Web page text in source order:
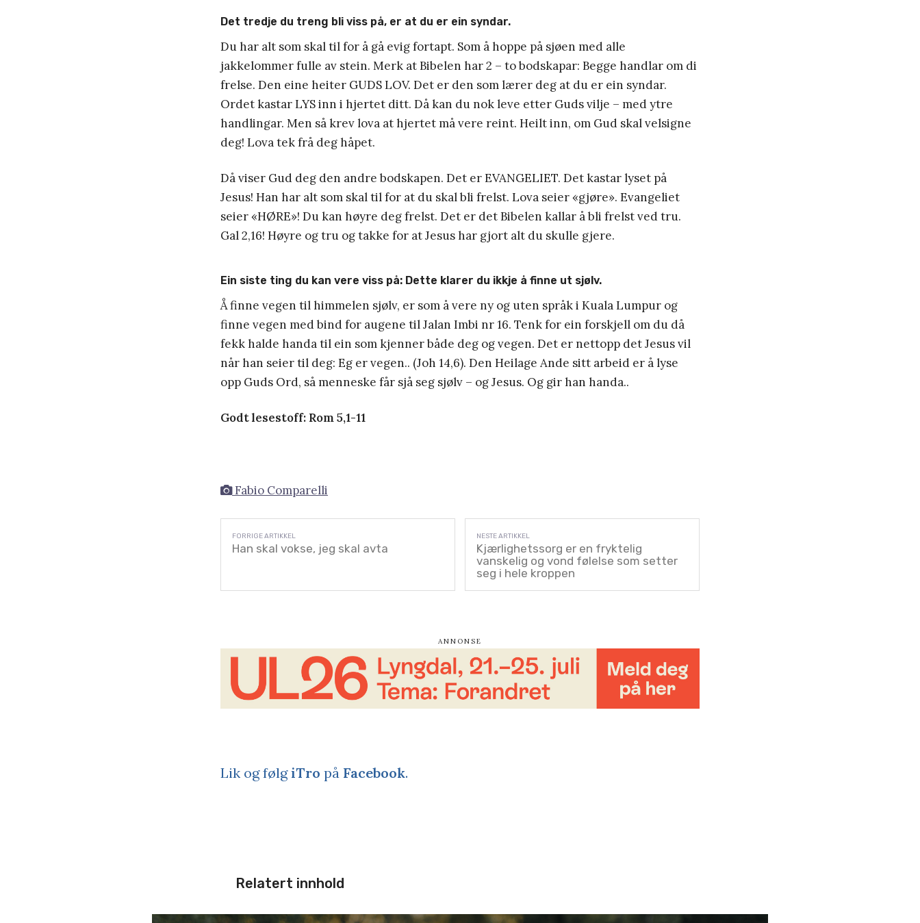
Det tredje du treng bli viss på, er at du er ein syndar.
Du har alt som skal til for å gå evig fortapt. Som å hoppe på sjøen med alle
jakkelommer fulle av stein. Merk at Bibelen har 2 – to bodskapar: Begge handlar om di
frelse. Den eine heiter GUDS LOV. Det er den som lærer deg at du er ein syndar.
Ordet kastar LYS inn i hjertet ditt. Då kan du nok leve etter Guds vilje – med ytre
handlingar. Men så krev lova at hjertet må vere reint. Heilt inn, om Gud skal velsigne
deg! Lova tek frå deg håpet.
Då viser Gud deg den andre bodskapen. Det er EVANGELIET. Det kastar lyset på
Jesus! Han har alt som skal til for at du skal bli frelst. Lova seier «gjøre». Evangeliet
seier «HØRE»! Du kan høyre deg frelst. Det er det Bibelen kallar å bli frelst ved tru.
Gal 2,16! Høyre og tru og takke for at Jesus har gjort alt du skulle gjere.
Ein siste ting du kan vere viss på: Dette klarer du ikkje å finne ut sjølv.
Å finne vegen til himmelen sjølv, er som å vere ny og uten språk i Kuala Lumpur og
finne vegen med bind for augene til Jalan Imbi nr 16. Tenk for ein forskjell om du då
fekk halde handa til ein som kjenner både deg og vegen. Det er nettopp det Jesus vil
når han seier til deg: Eg er vegen.. (Joh 14,6). Den Heilage Ande sitt arbeid er å lyse
opp Guds Ord, så menneske får sjå seg sjølv – og Jesus. Og gir han handa..
Godt lesestoff: Rom 5,1-11
Fabio Comparelli
Han skal vokse, jeg skal avta
Kjærlighetssorg er en fryktelig
vanskelig og vond følelse som setter
seg i hele kroppen
Lik og følgiTro på Facebook.
Relatert innhold